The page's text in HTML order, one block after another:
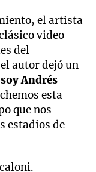
el artista
video
del
autor dejó un
soy Andrés
esta
que nos
estadios de